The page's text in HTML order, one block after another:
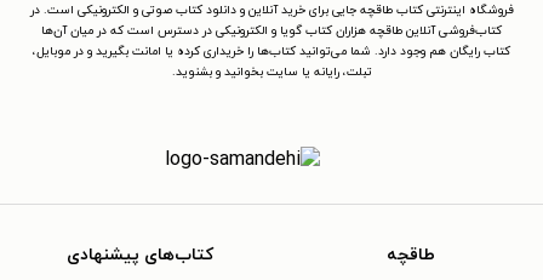
فروشگاه اینترنتی کتاب طاقچه جایی برای خرید آنلاین و دانلود کتاب صوتی و الکترونیکی است. در
کتاب‌فروشی آنلاین طاقچه هزاران کتاب گویا و الکترونیکی در دسترس است که در میان آن‌ها
کتاب رایگان هم وجود دارد. شما می‌توانید کتاب‌ها را خریداری کرده یا امانت بگیرید و در موبایل،
تبلت، رایانه یا سایت بخوانید و بشنوید.
طاقچه کتاب‌های پیشنهادی